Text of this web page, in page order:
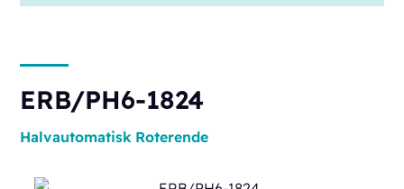
ERB/PH6-1824
Halvautomatisk Roterende